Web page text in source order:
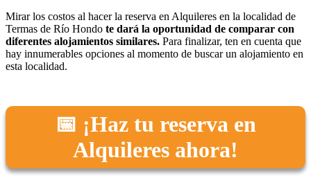
Mirar los costos al hacer la reserva en Alquileres en la localidad de
Termas de Río Hondo te dará la oportunidad de comparar con
diferentes alojamientos similares. Para finalizar, ten en cuenta que
hay innumerables opciones al momento de buscar un alojamiento en
esta localidad.
📅 ¡Haz tu reserva en
Alquileres ahora!